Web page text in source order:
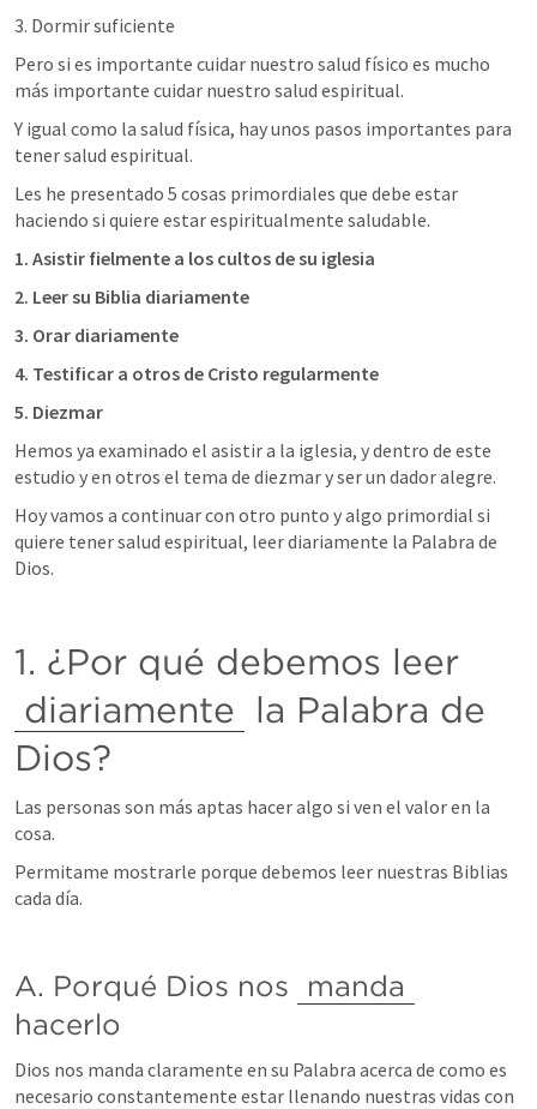
3. Dormir suficiente
Pero si es importante cuidar nuestro salud físico es mucho
más importante cuidar nuestro salud espiritual.
Y igual como la salud física, hay unos pasos importantes para
tener salud espiritual.
Les he presentado 5 cosas primordiales que debe estar
haciendo si quiere estar espiritualmente saludable.
1. Asistir fielmente a los cultos de su iglesia
2. Leer su Biblia diariamente
3. Orar diariamente
4. Testificar a otros de Cristo regularmente
5. Diezmar
Hemos ya examinado el asistir a la iglesia, y dentro de este
estudio y en otros el tema de diezmar y ser un dador alegre.
Hoy vamos a continuar con otro punto y algo primordial si
quiere tener salud espiritual, leer diariamente la Palabra de
Dios.
diariamente la Palabra de
Dios?
Las personas son más aptas hacer algo si ven el valor en la
cosa.
Permitame mostrarle porque debemos leer nuestras Biblias
cada día.
A. Porqué Dios nos
manda
hacerlo
Dios nos manda claramente en su Palabra acerca de como es
necesario constantemente estar llenando nuestras vidas con